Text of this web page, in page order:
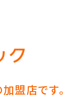
盟店です。